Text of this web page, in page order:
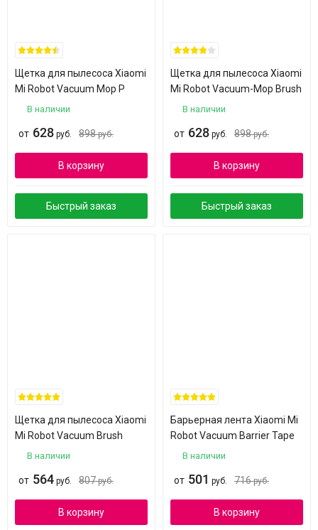
Щетка для пылесоса Xiaomi
Mi Robot Vacuum Mop P
В наличии
от 628 руб. 898 руб.
В корзину
Быстрый заказ
Щетка для пылесоса Xiaomi
Mi Robot Vacuum-Mop Brush
В наличии
от 628 руб. 898 руб.
В корзину
Быстрый заказ
Щетка для пылесоса Xiaomi
Mi Robot Vacuum Brush
В наличии
от 564 руб. 807 руб.
В корзину
Барьерная лента Xiaomi Mi
Robot Vacuum Barrier Tape
В наличии
от 501 руб. 716 руб.
В корзину